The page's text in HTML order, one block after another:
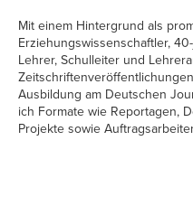
Mit einem Hintergrund als
Erziehungswissenschaftler,
Lehrer, Schulleiter und
Ausbildung am Deutschen
ich Formate wie Reportagen,
Projekte sowie